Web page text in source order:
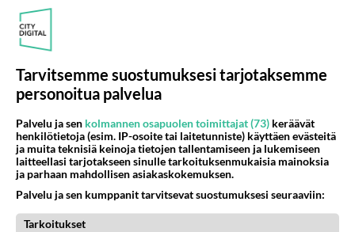
15.01.2020 13:42
ELOKUVA Vastattu 6v
Uusi zombi-sukupolvi
Z Nation ym zombi sarjat ja leffat ovat hauskaa
katsottavaa. Ohjelmissa on peruszombeja, jotka
yleensä kuolevat vain kun...
30.03.2019 14:10
Tarvitsemme suostumuksesi tarjotaksemme
personoitua palvelua
Palvelu ja sen kolmannen osapuolen toimittajat (73) keräävät
henkilötietoja (esim. IP-osoite tai laitetunniste) käyttäen evästeitä
ja muita teknisiä keinoja tietojen tallentamiseen ja lukemiseen
laitteellasi tarjotakseen sinulle tarkoituksenmukaisia mainoksia
ja parhaan mahdollisen asiakaskokemuksen.
Palvelu ja sen kumppanit tarvitsevat suostumuksesi seuraaviin:
Tarkoitukset